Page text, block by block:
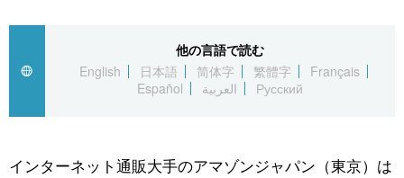
他の言語で読む
English
日本語 简体字 繁體字
Français
Español
العربية Русский
インターネット通販大手のアマゾンジャパン（東京）は